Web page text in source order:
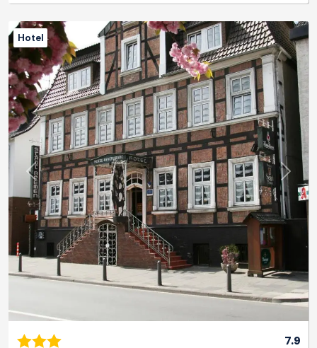
Previous Next
Hotel
7.9